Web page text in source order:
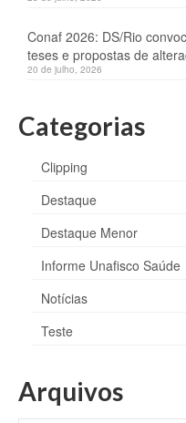
Conaf 2026: DS/Rio
teses e propostas de
20 de julho, 2026
Categorias
Clipping
Destaque
Destaque Menor
Informe Unafisco Saúde
Notícias
Teste
Arquivos